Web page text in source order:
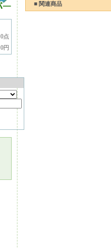
0点
0円
■ 関連商品